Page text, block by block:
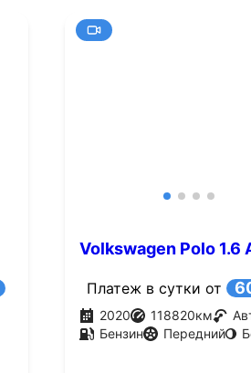
Volkswagen Polo 1.6
Платеж в сутки от
2020 118820км
Бензин
Передний